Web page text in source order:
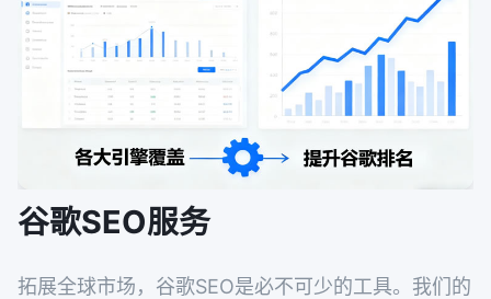
谷歌SEO服务
拓展全球市场，谷歌SEO是必不可少的工具。我们的